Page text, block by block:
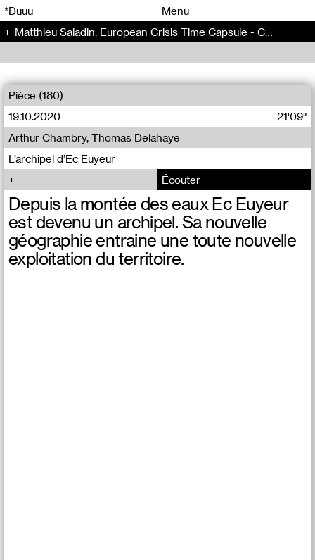
*Duuu
Menu
Matthieu Saladin. European Crisis Time Capsule - Chansons pour un ménage seul (1)
Pièce (180)
19.10.2020
21'09"
L’archipel d’Ec Euyeur
Arthur Chambry, Thomas Delahaye
Écouter
Depuis la montée des eaux Ec Euyeur
est devenu un archipel. Sa nouvelle
géographie entraine une toute nouvelle
exploitation du territoire.
00 00
00 00